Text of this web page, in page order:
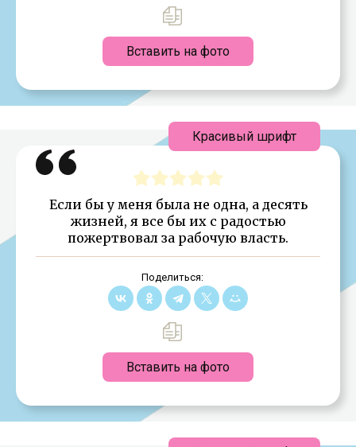
Вставить на фото
Если бы у меня была не одна, а десять
жизней, я все бы их с радостью
пожертвовал за рабочую власть.
Поделиться:
Вставить на фото
Красивый шрифт